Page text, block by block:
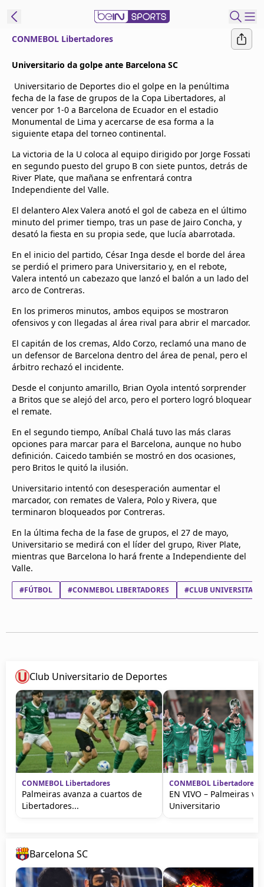
Language
ENES
Edition
United States
beIN XTRA
Administrar
notificaciones
Programación
Contáctanos
CONMEBOL Libertadores
Universitario da golpe ante Barcelona SC
Universitario de Deportes dio el golpe en la penúltima
fecha de la fase de grupos de la Copa Libertadores, al
vencer por 1-0 a Barcelona de Ecuador en el estadio
Monumental de Lima y acercarse de esa forma a la
siguiente etapa del torneo continental.
La victoria de la U coloca al equipo dirigido por Jorge Fossati
en segundo puesto del grupo B con siete puntos, detrás de
River Plate, que mañana se enfrentará contra
Independiente del Valle.
El delantero Alex Valera anotó el gol de cabeza en el último
minuto del primer tiempo, tras un pase de Jairo Concha, y
desató la fiesta en su propia sede, que lucía abarrotada.
En el inicio del partido, César Inga desde el borde del área
se perdió el primero para Universitario y, en el rebote,
Valera intentó un cabezazo que lanzó el balón a un lado del
arco de Contreras.
En los primeros minutos, ambos equipos se mostraron
ofensivos y con llegadas al área rival para abrir el marcador.
El capitán de los cremas, Aldo Corzo, reclamó una mano de
un defensor de Barcelona dentro del área de penal, pero el
árbitro rechazó el incidente.
Desde el conjunto amarillo, Brian Oyola intentó sorprender
a Britos que se alejó del arco, pero el portero logró bloquear
el remate.
En el segundo tiempo, Aníbal Chalá tuvo las más claras
opciones para marcar para el Barcelona, aunque no hubo
definición. Caicedo también se mostró en dos ocasiones,
pero Britos le quitó la ilusión.
Universitario intentó con desesperación aumentar el
marcador, con remates de Valera, Polo y Rivera, que
terminaron bloqueados por Contreras.
En la última fecha de la fase de grupos, el 27 de mayo,
Universitario se medirá con el líder del grupo, River Plate,
mientras que Barcelona lo hará frente a Independiente del
Valle.
#FÚTBOL #CONMEBOL LIBERTADORES #CLUB
Club Universitario de Deportes
CONMEBOL Libertadores
Palmeiras avanza a cuartos de
Libertadores...
CONMEBOL Libertadores
EN VIVO – Palmeiras vs
Universitario
Barcelona SC